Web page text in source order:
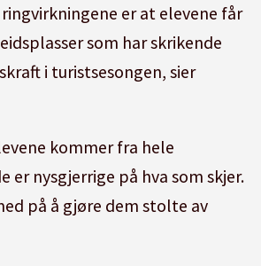
er at elevene får
som har skrikende
i turistsesongen, sier
kommer fra hele
er nysgjerrige på hva som skjer.
på å gjøre dem stolte av